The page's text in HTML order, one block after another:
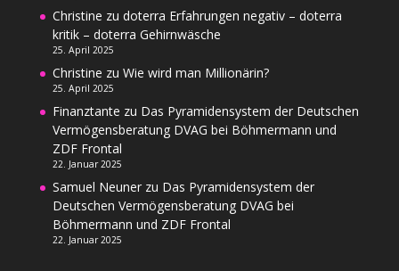
Christine zu doterra Erfahrungen negativ – doterra
kritik – doterra Gehirnwäsche
25. April 2025
Christine zu Wie wird man Millionärin?
25. April 2025
Finanztante zu Das Pyramidensystem der Deutschen
Vermögensberatung DVAG bei Böhmermann und
ZDF Frontal
22. Januar 2025
Samuel Neunerzu Das Pyramidensystem der
Deutschen Vermögensberatung DVAG bei
Böhmermann und ZDF Frontal
22. Januar 2025